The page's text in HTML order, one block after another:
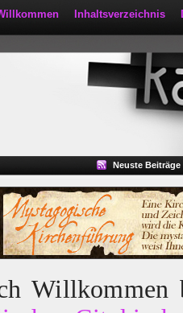
Inhaltsverzeichnis
Neuste Beiträge